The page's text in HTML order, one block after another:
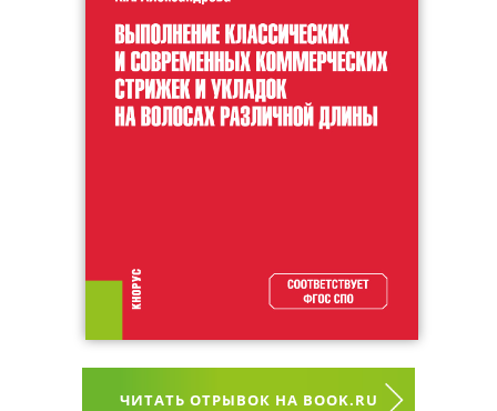
ЧИТАТЬ ОТРЫВОК НА BOOK.RU